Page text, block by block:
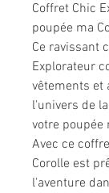
Coffret Chic
poupée ma
Ce ravissant
Explorateur
vêtements et
l'univers de
votre poupée
Avec ce
Corolle est
l'aventure